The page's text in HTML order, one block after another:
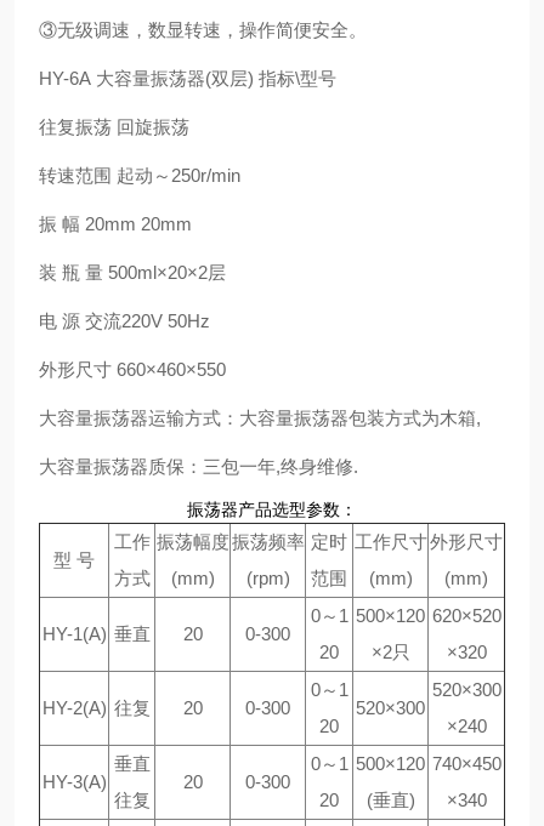
③无级调速，数显转速，操作简便安全。
HY-6A 大容量振荡器(双层) 指标\型号
往复振荡 回旋振荡
转速范围 起动～250r/min
振 幅 20mm 20mm
装 瓶 量 500ml×20×2层
电 源 交流220V 50Hz
外形尺寸 660×460×550
大容量振荡器运输方式：大容量振荡器包装方式为木箱,
大容量振荡器质保：三包一年,终身维修.
振荡器产品选型参数：
型 号
工作
方式
振荡幅度
(mm)
振荡频率
(rpm)
定时
范围
工作尺寸
(mm)
外形尺寸
(mm)
HY-1(A) 垂直 20 0-300
0～1
20
500×120
×2只
620×520
×320
HY-2(A) 往复 20 0-300
0～1
20
520×300
520×300
×240
HY-3(A)
垂直
往复
20 0-300
0～1
20
500×120
(垂直)
740×450
×340